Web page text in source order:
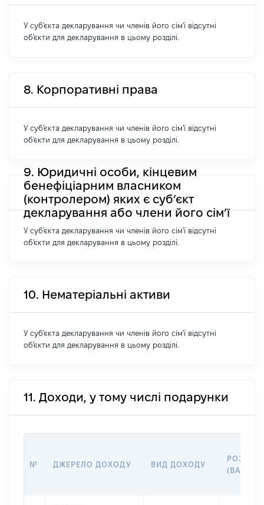
У суб'єкта декларування чи членів його сім'ї відсутні
об'єкти для декларування в цьому розділі.
8. Корпоративні права
У суб'єкта декларування чи членів його сім'ї відсутні
об'єкти для декларування в цьому розділі.
9. Юридичні особи, кінцевим
бенефіціарним власником
(контролером) яких є суб’єкт
декларування або члени його сім’ї
У суб'єкта декларування чи членів його сім'ї відсутні
об'єкти для декларування в цьому розділі.
10. Нематеріальні активи
У суб'єкта декларування чи членів його сім'ї відсутні
об'єкти для декларування в цьому розділі.
11. Доходи, у тому числі подарунки
№ ДЖЕРЕЛО ДОХОДУ ВИД ДОХОДУ
РОЗМІР